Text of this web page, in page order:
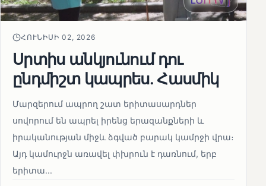
ՀՈՒՆԻՍԻ 02, 2026
Սրտիս անկյունում դու
ընդմիշտ կապրես. Հասմիկ
Մարզերում ապրող շատ երիտասարդներ
սովորում են ապրել իրենց երազանքների և
իրականության միջև ձգված բարակ կամրջի վրա։
Այդ կամուրջն առավել փխրուն է դառնում, երբ
երիտա...